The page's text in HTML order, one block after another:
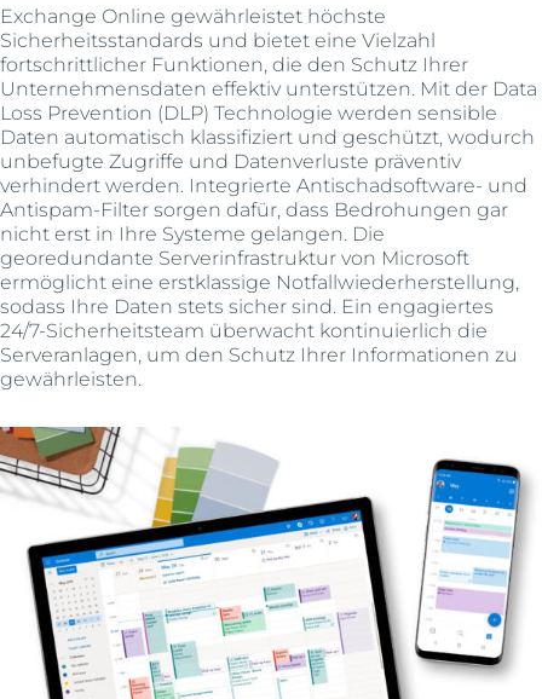
Exchange Online gewährleistet höchste
Sicherheitsstandards und bietet eine Vielzahl
fortschrittlicher Funktionen, die den Schutz Ihrer
Unternehmensdaten effektiv unterstützen. Mit der Data
Loss Prevention (DLP) Technologie werden sensible
Daten automatisch klassifiziert und geschützt, wodurch
unbefugte Zugriffe und Datenverluste präventiv
verhindert werden. Integrierte Antischadsoftware- und
Antispam-Filter sorgen dafür, dass Bedrohungen gar
nicht erst in Ihre Systeme gelangen. Die
georedundante Serverinfrastruktur von Microsoft
ermöglicht eine erstklassige Notfallwiederherstellung,
sodass Ihre Daten stets sicher sind. Ein engagiertes
24/7-Sicherheitsteam überwacht kontinuierlich die
Serveranlagen, um den Schutz Ihrer Informationen zu
gewährleisten.